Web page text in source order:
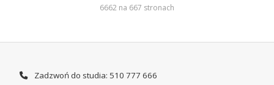
6662 na 667 stronach
Zadzwoń do studia: 510 777 666